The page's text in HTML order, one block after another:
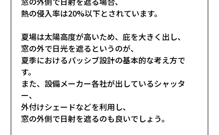
熱の侵入率は20%以下とされています。
夏場は太陽高度が高いため、庇を大きく出し、
窓の外で日光を遮るというのが、
夏季におけるパッシブ設計の基本的な考え方で
す。
また、設備メーカー各社が出しているシャッタ
ー、
外付けシェードなどを利用し、
窓の外側で日射を遮るのも良いでしょう。